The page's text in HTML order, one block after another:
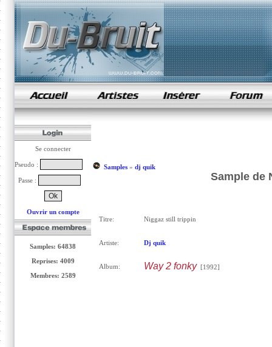
samples de rap
Se connecter
Pseudo :
Passe :
Ouvrir un compte
Samples: 64838
Reprises: 4009
Membres: 2589
Samples» dj quik
Sample de
Titre: Niggaz still trippin
Artiste: Dj quik
Album: Way 2 fonky[1992]